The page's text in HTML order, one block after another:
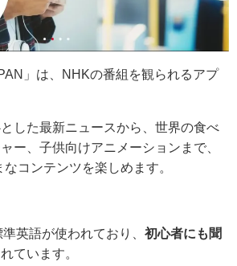
」は、NHKの番組を観られるアプ
した最新ニュースから、世界の食べ
ー、子供向けアニメーションまで、
コンテンツを楽しめます。
英語が使われており、 初心者にも聞
ています。